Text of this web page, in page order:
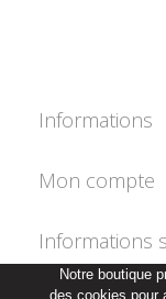
Notre boutique
des cookies pour
Informations
Mon compte
Informations